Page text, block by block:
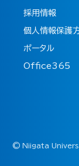
採用情報
個人情報保護
ポータル
Office365
©Niigata